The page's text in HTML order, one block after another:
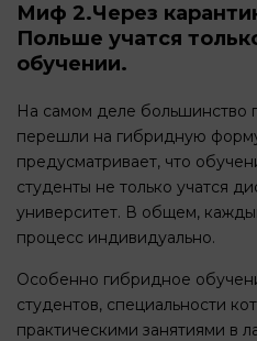
Миф 2.Через
Польше учатся
обучении.
На самом деле большинство
перешли на гибридную
предусматривает, что
студенты не только учатся
университет. В общем,
процесс индивидуально.
Особенно гибридное
студентов, специальности
практическими занятиями в